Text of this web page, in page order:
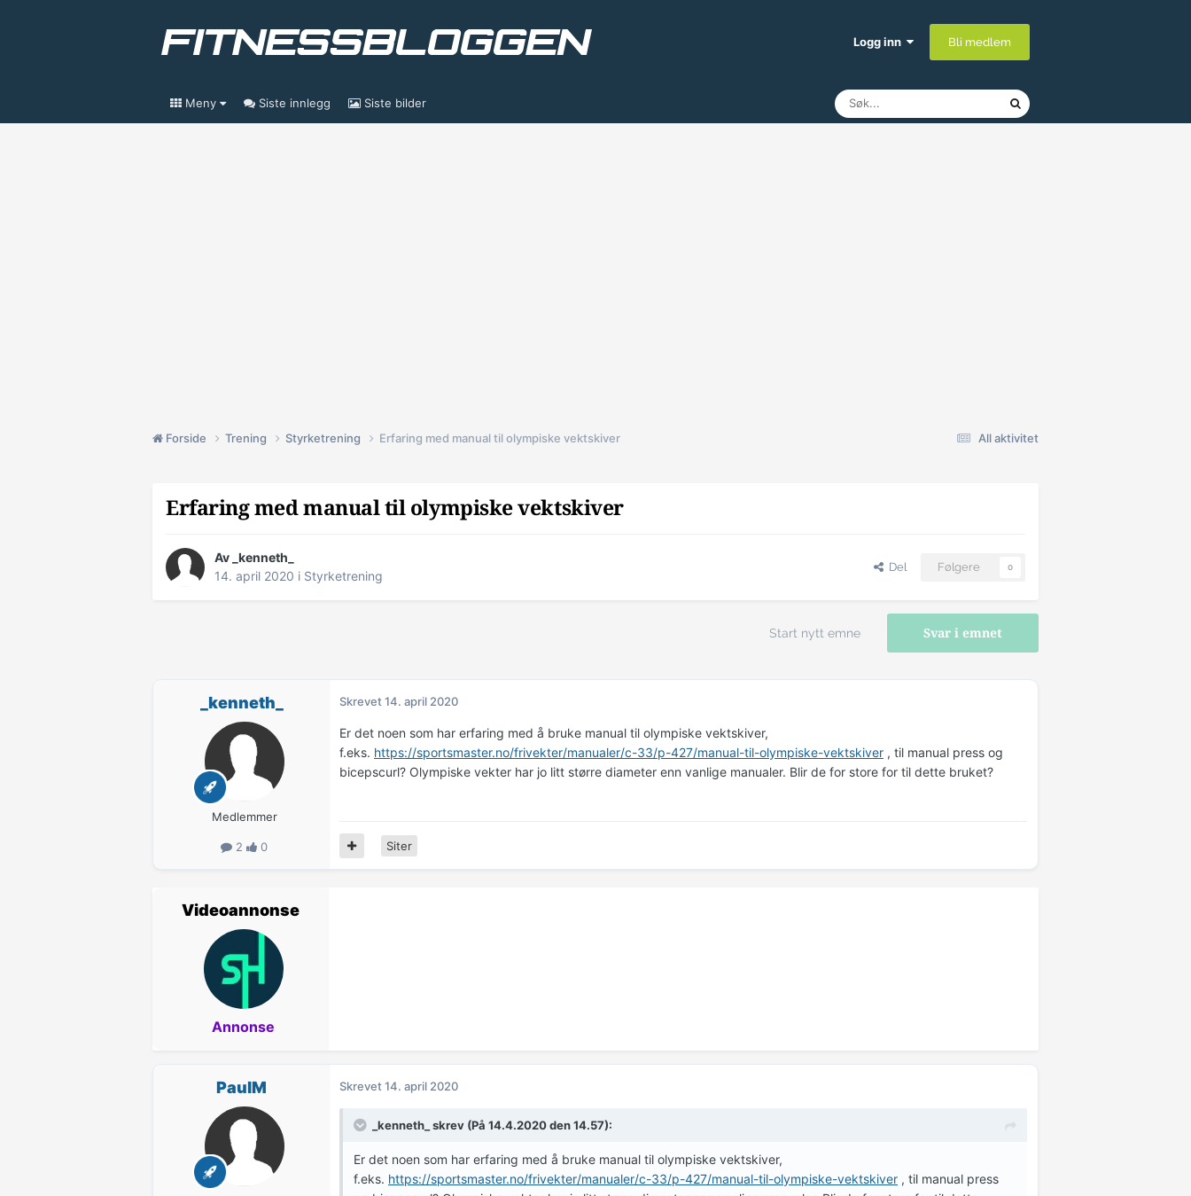
Logg inn Bli medlem
Meny Siste innlegg Siste bilder
All aktivitet
Forside Trening Styrketrening Erfaring med manual til olympiske vektskiver
Erfaring med manual til olympiske vektskiver
Av _kenneth_
14. april 2020 i Styrketrening
Del Følgere 0
Svar i emnet
Start nytt emne
_kenneth_
Medlemmer
2 0
Skrevet14. april 2020
Er det noen som har erfaring med å bruke manual til olympiske vektskiver,
f.eks. https://sportsmaster.no/frivekter/manualer/c-33/p-427/manual-til-olympiske-vektskiver , til manual press og
bicepscurl? Olympiske vekter har jo litt større diameter enn vanlige manualer. Blir de for store for til dette bruket?
Siter
Videoannonse
Annonse
PaulM Skrevet14. april 2020
_kenneth_ skrev (På 14.4.2020 den 14.57):
Er det noen som har erfaring med å bruke manual til olympiske vektskiver,
f.eks. https://sportsmaster.no/frivekter/manualer/c-33/p-427/manual-til-olympiske-vektskiver , til manual press